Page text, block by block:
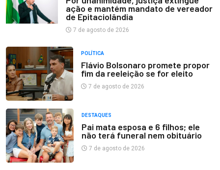
ação e mantém mandato de vereador
de Epitaciolândia
7 de agosto de 2026
POLÍTICA
Flávio Bolsonaro promete propor
fim da reeleição se for eleito
7 de agosto de 2026
DESTAQUES
Pai mata esposa e 6 filhos; ele
não terá funeral nem obituário
7 de agosto de 2026